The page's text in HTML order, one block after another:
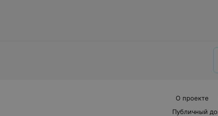
О проекте
Публичный